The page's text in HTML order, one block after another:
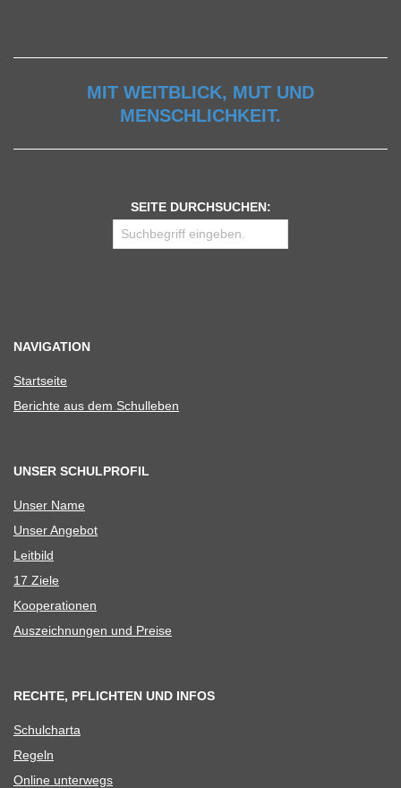
MIT WEITBLICK, MUT UND
MENSCHLICHKEIT.
SEITE DURCHSUCHEN:
NAVIGATION
Start­seite
Berichte aus dem Schulleben
UNSER SCHULPROFIL
Unser Name
Unser Ange­bot
Leit­bild
17 Ziele
Koope­ra­tio­nen
Aus­zeich­nun­gen und Preise
RECHTE, PFLICHTEN UND INFOS
Schul­charta
Regeln
Online unter­wegs